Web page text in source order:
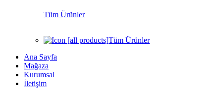
Tüm Ürünler
Tüm Ürünler
Ana Sayfa
Mağaza
Kurumsal
İletişim